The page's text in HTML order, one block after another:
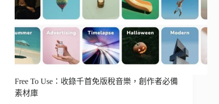
Free To Use：收錄千首免版稅音樂，創作者必備
素材庫